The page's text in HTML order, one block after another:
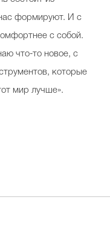
формируют. И с
с собой.
что-то новое, с
которые
мир лучше».